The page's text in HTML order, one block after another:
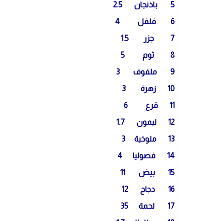
5 باذنجان 2.5
6 فلفل 4
7 جزر 1.5
8 ثوم 5
9 ملفوف 3
10 زهرة 3
11 قرع 6
12 ليمون 1.7
13 ملوخية 3
14 فصوليا 4
15 بيض 11
16 دجاج 12
17 لحمة 35